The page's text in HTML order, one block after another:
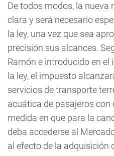
De todos modos, la nueva
clara y será necesario
la ley, una vez que sea
precisión sus alcances.
Ramón e introducido en el
la ley, el impuesto
servicios de transporte
acuática de pasajeros con
medida en que para la
deba accederse al
al efecto de la adquisición